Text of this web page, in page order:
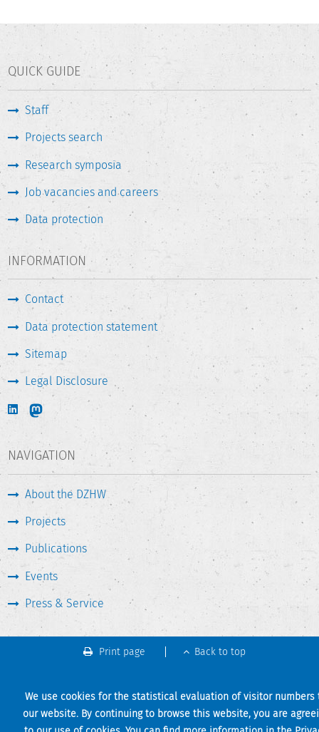
We use cookies for the statistical evaluation of visitor numbers
our website. By continuing to browse this website, you are
QUICK GUIDE
Staff
Projects search
Research symposia
Job vacancies and careers
Data protection
INFORMATION
Contact
Data protection statement
Sitemap
Legal Disclosure
NAVIGATION
About the DZHW
Projects
Publications
Events
Press & Service
Print page Back to top